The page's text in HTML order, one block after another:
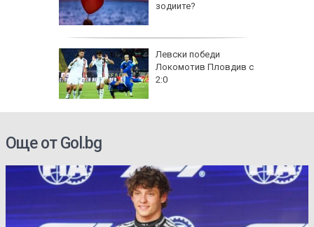
зодиите?
Левски победи
Локомотив Пловдив с
2:0
Още от Gol.bg